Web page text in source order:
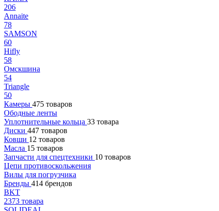
206
Annaite
78
SAMSON
60
Hifly
58
Омскшина
54
Triangle
50
Камеры 475 товаров
Ободные ленты
Уплотнительные кольца 33 товара
Диски 447 товаров
Ковши 12 товаров
Масла 15 товаров
Запчасти для спецтехники 10 товаров
Цепи противоскольжения
Вилы для погрузчика
Бренды 414 брендов
BKT
2373 товара